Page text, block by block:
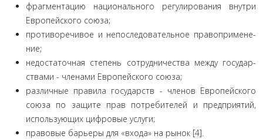
фрагментацию национального регулирования внутри
Европейского союза;
противоречивое и непоследовательное правопримене­
ние;
недостаточная степень сотрудничества между государ­
ствами - членами Европейского союза;
различные правила государств - членов Европейского
союза по защите прав потребителей и предприятий,
исполь­зующих цифровые услуги;
правовые барьеры для «входа» на рынок [4].